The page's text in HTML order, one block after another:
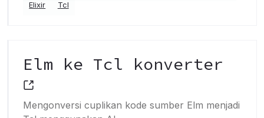
Elixir
Tcl
Elm ke Tcl konverter
Mengonversi cuplikan kode sumber Elm menjadi